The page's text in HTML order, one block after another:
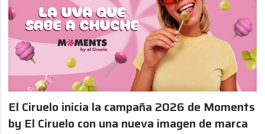
El Ciruelo inicia la campaña 2026 de Moments
by El Ciruelo con una nueva imagen de marca